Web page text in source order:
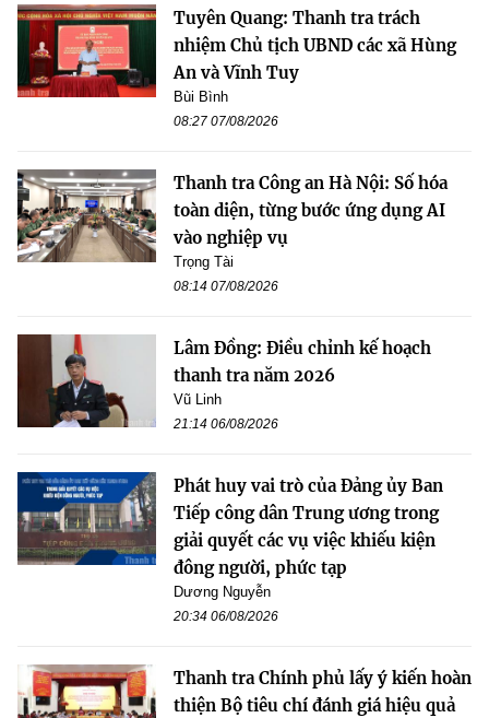
Tuyên Quang: Thanh tra trách
nhiệm Chủ tịch UBND các xã Hùng
An và Vĩnh Tuy
Bùi Bình
08:27 07/08/2026
Thanh tra Công an Hà Nội: Số hóa
toàn diện, từng bước ứng dụng AI
vào nghiệp vụ
Trọng Tài
08:14 07/08/2026
Lâm Đồng: Điều chỉnh kế hoạch
thanh tra năm 2026
Vũ Linh
21:14 06/08/2026
Phát huy vai trò của Đảng ủy Ban
Tiếp công dân Trung ương trong
giải quyết các vụ việc khiếu kiện
đông người, phức tạp
Dương Nguyễn
20:34 06/08/2026
Thanh tra Chính phủ lấy ý kiến hoàn
thiện Bộ tiêu chí đánh giá hiệu quả